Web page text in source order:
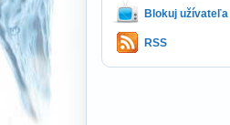
Blokuj užívateľa
RSS